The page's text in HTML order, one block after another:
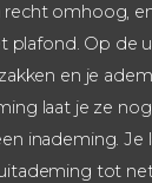
omhoog,
plafond. Op de
en je
laat je ze
inademing. Je
tot